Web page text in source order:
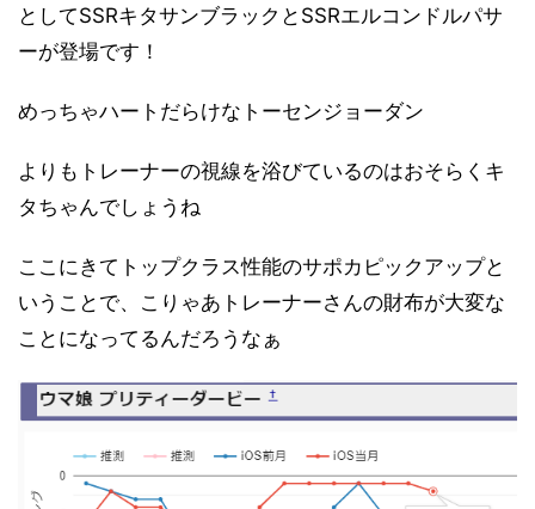
としてSSRキタサンブラックとSSRエルコンドルパサ
ーが登場です！
めっちゃハートだらけなトーセンジョーダン
よりもトレーナーの視線を浴びているのはおそらくキ
タちゃんでしょうね
ここにきてトップクラス性能のサポカピックアップと
いうことで、こりゃあトレーナーさんの財布が大変な
ことになってるんだろうなぁ